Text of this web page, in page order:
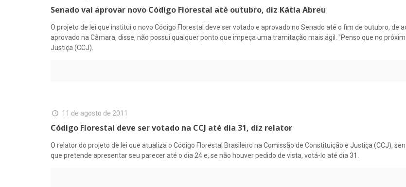
Senado vai aprovar novo Código Florestal até outubro, diz Kátia Abreu
O projeto de lei que institui o novo Código Florestal deve ser votado e aprovado no Senado até o fim de outubro, de
aprovado na Câmara, disse, não possui qualquer ponto que impeça uma tramitação mais ágil. "Penso que no
Justiça (CCJ).
11 de agosto de 2011
Código Florestal deve ser votado na CCJ até dia 31, diz relator
O relator do projeto de lei que atualiza o Código Florestal Brasileiro na Comissão de Constituição e Justiça (CCJ),
que pretende apresentar seu parecer até o dia 24 e, se não houver pedido de vista, votá-lo até dia 31.